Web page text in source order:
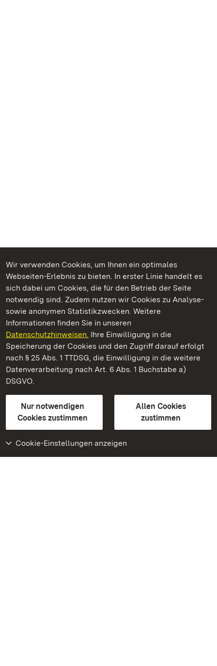
Wir verwenden Cookies, um Ihnen ein optimales
Webseiten-Erlebnis zu bieten. In erster Linie handelt es
sich dabei um Cookies, die für den Betrieb der Seite
notwendig sind. Zudem nutzen wir Cookies zu Analyse-
sowie anonymen Statistikzwecken. Weitere
Informationen finden Sie in unseren
Datenschutzhinweisen. Ihre Einwilligung in die
Speicherung der Cookies und den Zugriff darauf erfolgt
nach § 25 Abs. 1 TTDSG, die Einwilligung in die weitere
Datenverarbeitung nach Art. 6 Abs. 1 Buchstabe a)
DSGVO.
Nur notwendigen
Cookies zustimmen
Allen Cookies
zustimmen
Cookie-Einstellungen anzeigen
Kommen. Staunen. Genießen.
Kloster und Schloss Bebenhausen
Staatliche Schlösser und Gärten Baden-Württemberg
Kontakt
GebärdenspracheLeichte Sprache
Erklärung zur Barrierefreiheit
BITV-konform (geprüfte Seiten)
Weiteres